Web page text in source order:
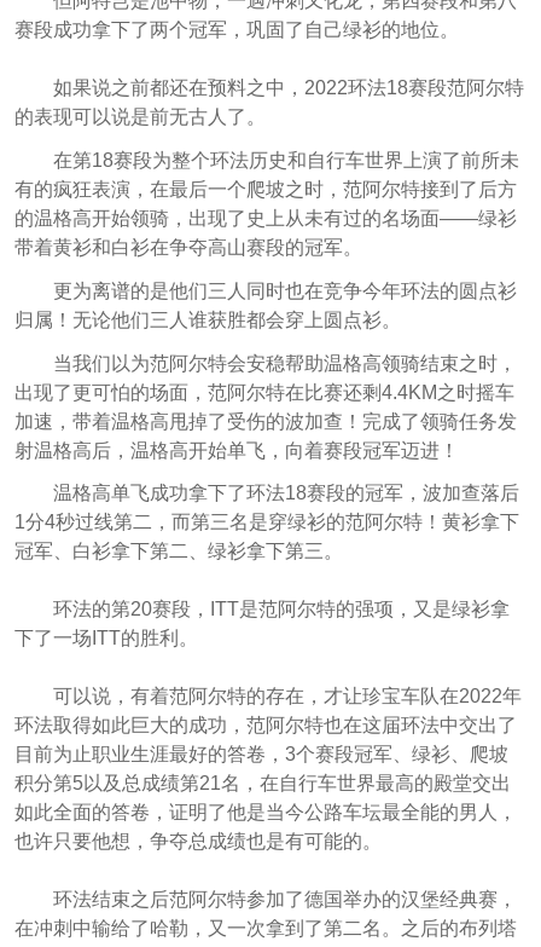
赛段成功拿下了两个冠军，巩固了自己绿衫的地位。
如果说之前都还在预料之中，2022环法18赛段范阿尔特
的表现可以说是前无古人了。
在第18赛段为整个环法历史和自行车世界上演了前所未
有的疯狂表演，在最后一个爬坡之时，范阿尔特接到了后方
的温格高开始领骑，出现了史上从未有过的名场面——绿衫
带着黄衫和白衫在争夺高山赛段的冠军。
更为离谱的是他们三人同时也在竞争今年环法的圆点衫
归属！无论他们三人谁获胜都会穿上圆点衫。
当我们以为范阿尔特会安稳帮助温格高领骑结束之时，
出现了更可怕的场面，范阿尔特在比赛还剩4.4KM之时摇车
加速，带着温格高甩掉了受伤的波加查！完成了领骑任务发
射温格高后，温格高开始单飞，向着赛段冠军迈进！
温格高单飞成功拿下了环法18赛段的冠军，波加查落后
1分4秒过线第二，而第三名是穿绿衫的范阿尔特！黄衫拿下
冠军、白衫拿下第二、绿衫拿下第三。
环法的第20赛段，ITT是范阿尔特的强项，又是绿衫拿
下了一场ITT的胜利。
可以说，有着范阿尔特的存在，才让珍宝车队在2022年
环法取得如此巨大的成功，范阿尔特也在这届环法中交出了
目前为止职业生涯最好的答卷，3个赛段冠军、绿衫、爬坡
积分第5以及总成绩第21名，在自行车世界最高的殿堂交出
如此全面的答卷，证明了他是当今公路车坛最全能的男人，
也许只要他想，争夺总成绩也是有可能的。
环法结束之后范阿尔特参加了德国举办的汉堡经典赛，
在冲刺中输给了哈勒，又一次拿到了第二名。之后的布列塔